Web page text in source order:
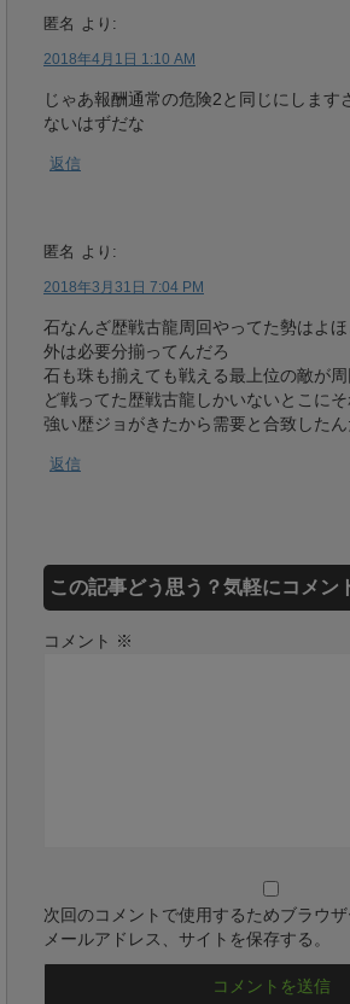
匿名 より:
2018年4月1日 1:10 AM
じゃあ報酬通常の危険2と同じにします
ないはずだな
返信
匿名 より:
2018年3月31日 7:04 PM
石なんざ歴戦古龍周回やってた勢はよ
外は必要分揃ってんだろ
石も珠も揃えても戦える最上位の敵が
ど戦ってた歴戦古龍しかいないとこに
強い歴ジョがきたから需要と合致した
返信
この記事どう思う？気軽にコメン
コメント ※
次回のコメントで使用するためブラウザ
メールアドレス、サイトを保存する。